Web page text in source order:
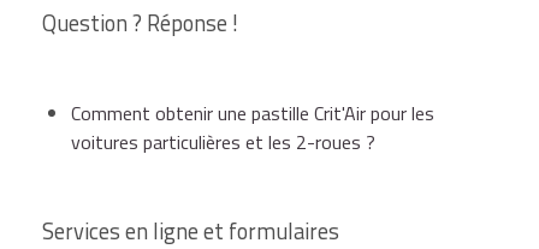
Question ? Réponse !
Comment obtenir une pastille Crit'Air pour les
voitures particulières et les 2-roues ?
Services en ligne et formulaires